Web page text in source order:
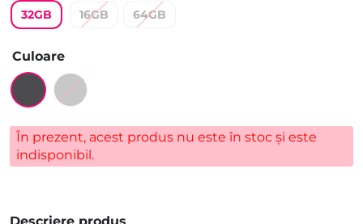
32GB 16GB 64GB
Culoare
În prezent, acest produs nu este în stoc și este
indisponibil.